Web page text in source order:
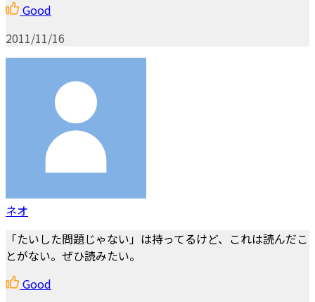
Good
2011/11/16
ネオ
「たいした問題じゃない」は持ってるけど、これは読んだこ
とがない。ぜひ読みたい。
Good